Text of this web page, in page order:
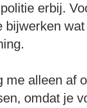
erbij.
bijwerken
me alleen af
omdat je